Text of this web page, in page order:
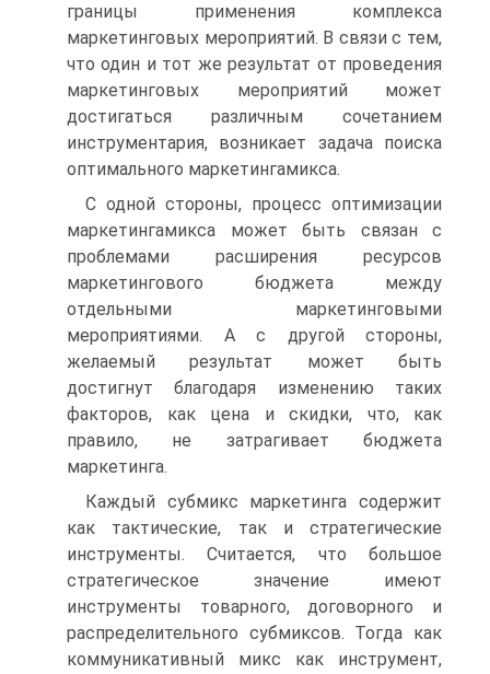
границы применения комплекса
маркетинговых мероприятий. В связи с тем,
что один и тот же результат от проведения
маркетинговых мероприятий может
достигаться различным сочетанием
инструментария, возникает задача поиска
оптимального маркетингамикса.
С одной стороны, процесс оптимизации
маркетингамикса может быть связан с
проблемами расширения ресурсов
маркетингового бюджета между
отдельными маркетинговыми
мероприятиями. А с другой стороны,
желаемый результат может быть
достигнут благодаря изменению таких
факторов, как цена и скидки, что, как
правило, не затрагивает бюджета
маркетинга.
Каждый субмикс маркетинга содержит
как тактические, так и стратегические
инструменты. Считается, что большое
стратегическое значение имеют
инструменты товарного, договорного и
распределительного субмиксов. Тогда как
коммуникативный микс как инструмент,